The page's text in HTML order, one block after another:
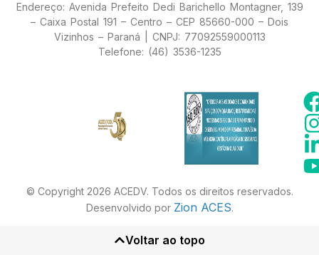
Endereço: Avenida Prefeito Dedi Barichello Montagner, 139
– Caixa Postal 191 – Centro – CEP 85660-000 – Dois
Vizinhos – Paraná | CNPJ: 77092559000113
Telefone: (46) 3536-1235
© Copyright 2026 ACEDV. Todos os direitos reservados.
Desenvolvido por Zion ACES.
Voltar ao topo